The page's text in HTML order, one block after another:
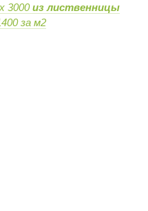
3000из лиственницы
за м2